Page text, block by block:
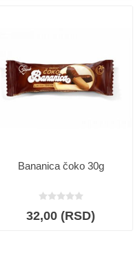
Bananica čoko 30g
32,00 (RSD)